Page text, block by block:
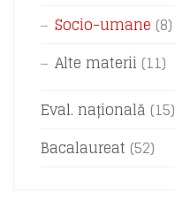
Socio-umane (8)
Alte materii (11)
Eval. națională (15)
Bacalaureat (52)